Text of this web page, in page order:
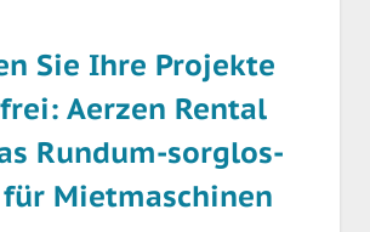
Sie Ihre Projekte
Aerzen Rental
Rundum-sorglos-
Mietmaschinen